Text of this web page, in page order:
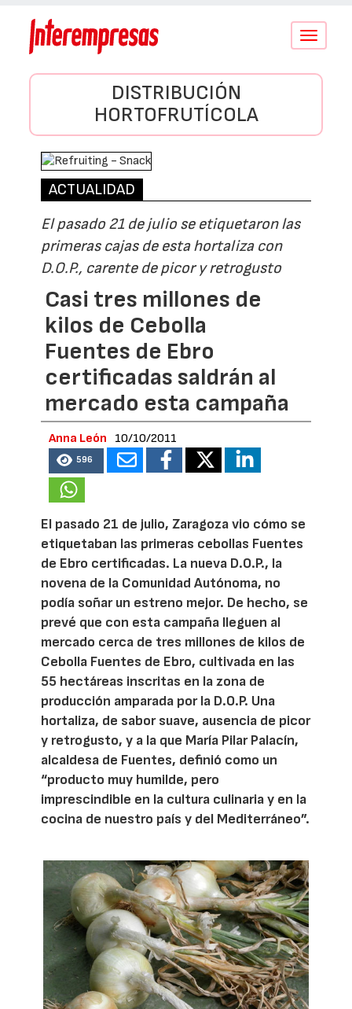
Conmutar
DISTRIBUCIÓN
HORTOFRUTÍCOLA
ACTUALIDAD
El pasado 21 de julio se etiquetaron las
primeras cajas de esta hortaliza con
D.O.P., carente de picor y retrogusto
Casi tres millones de
kilos de Cebolla
Fuentes de Ebro
certificadas saldrán al
mercado esta campaña
Anna León 10/10/2011
596
El pasado 21 de julio, Zaragoza vio cómo se
etiquetaban las primeras cebollas Fuentes
de Ebro certificadas. La nueva D.O.P., la
novena de la Comunidad Autónoma, no
podía soñar un estreno mejor. De hecho, se
prevé que con esta campaña lleguen al
mercado cerca de tres millones de kilos de
Cebolla Fuentes de Ebro, cultivada en las
55 hectáreas inscritas en la zona de
producción amparada por la D.O.P. Una
hortaliza, de sabor suave, ausencia de picor
y retrogusto, y a la que María Pilar Palacín,
alcaldesa de Fuentes, definió como un
“producto muy humilde, pero
imprescindible en la cultura culinaria y en la
cocina de nuestro país y del Mediterráneo”.